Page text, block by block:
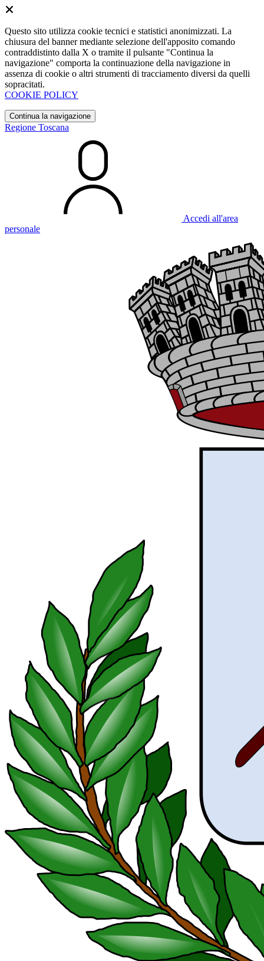
Questo sito utilizza cookie tecnici e statistici anonimizzati. La
chiusura del banner mediante selezione dell'apposito comando
contraddistinto dalla X o tramite il pulsante "Continua la
navigazione" comporta la continuazione della navigazione in
assenza di cookie o altri strumenti di tracciamento diversi da quelli
sopracitati.
COOKIE POLICY
Continua la navigazione
Regione Toscana
Accedi all'area
personale